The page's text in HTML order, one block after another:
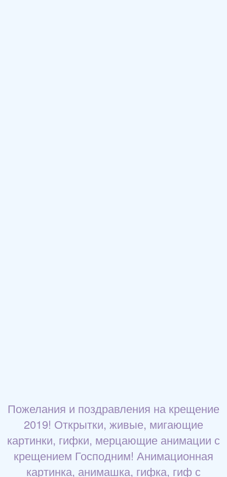
Пожелания и поздравления на крещение
2019! Открытки, живые, мигающие
картинки, гифки, мерцающие анимации с
крещением Господним! Анимационная
картинка, анимашка, гифка, гиф с